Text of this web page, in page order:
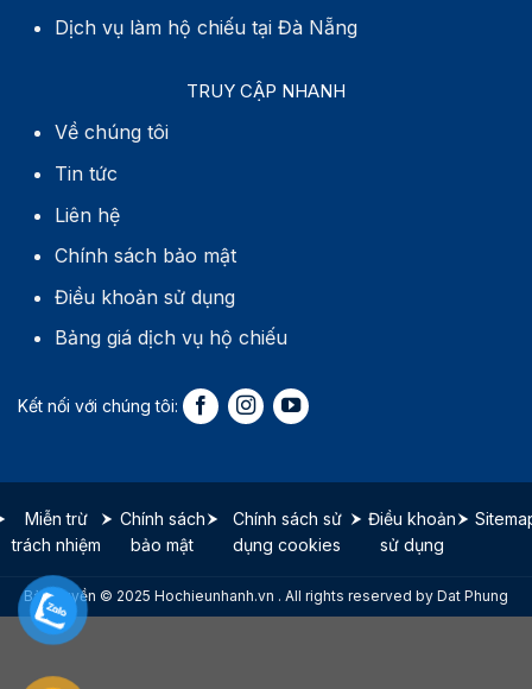
Dịch vụ làm hộ chiếu tại Đà Nẵng
TRUY CẬP NHANH
Về chúng tôi
Tin tức
Liên hệ
Chính sách bảo mật
Điều khoản sử dụng
Bảng giá dịch vụ hộ chiếu
Miễn trừ
trách nhiệm
Chính sách
bảo mật
Chính sách sử
dụng cookies
Điều khoản
sử dụng
Bản quyền © 2025 Hochieunhanh.vn . All rights reserved by Dat Phung